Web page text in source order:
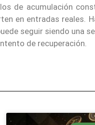
de acumulación
en entradas reales.
seguir siendo una
de recuperación.